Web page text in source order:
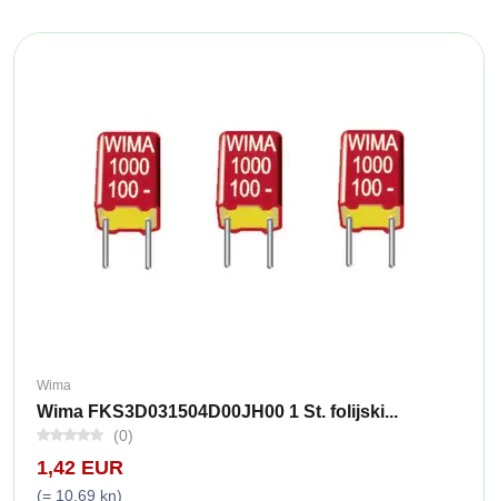
Wima
Wima FKS3D031504D00JH00 1 St. folijski...
(0)
1,42 EUR
(= 10,69 kn)